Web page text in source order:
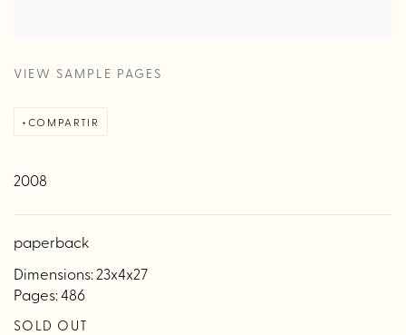
VIEW SAMPLE PAGES
COMPARTIR
2008
paperback
Dimensions: 23x4x27
Pages: 486
SOLD OUT